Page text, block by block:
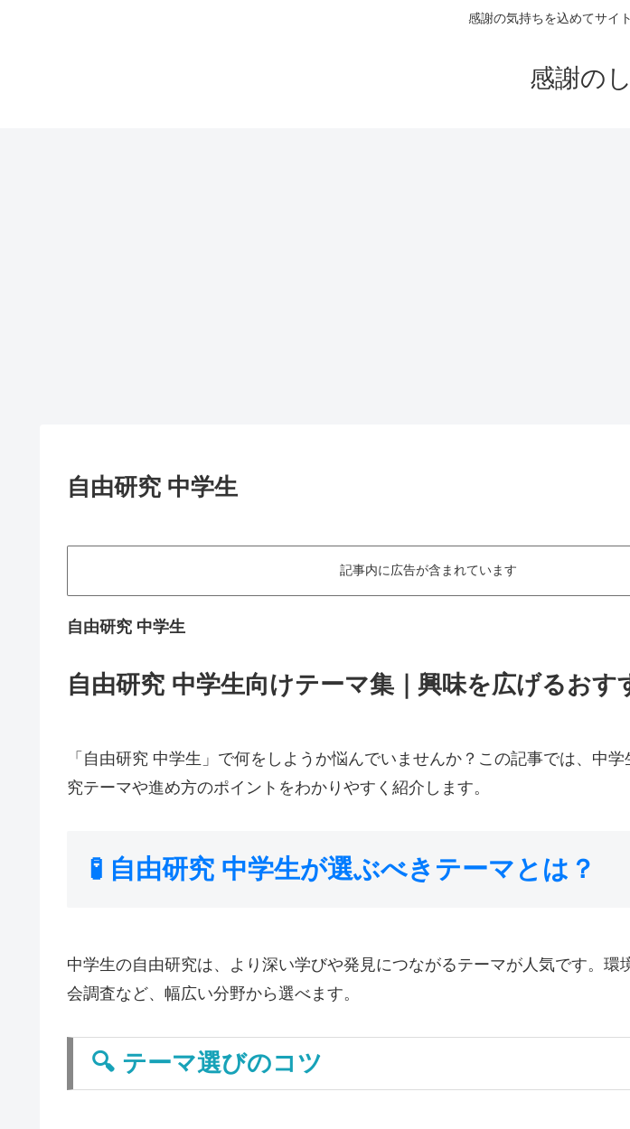
感謝の気持ちを込めてサイ
感謝の
自由研究 中学生
記事内に広告が含まれています
自由研究 中学生
自由研究 中学生向けテーマ集｜興味を広げるおす
「自由研究 中学生」で何をしようか悩んでいませんか？この記事では、中
究テーマや進め方のポイントをわかりやすく紹介します。
🧪 自由研究 中学生が選ぶべきテーマとは？
中学生の自由研究は、より深い学びや発見につながるテーマが人気です。環
会調査など、幅広い分野から選べます。
🔍 テーマ選びのコツ